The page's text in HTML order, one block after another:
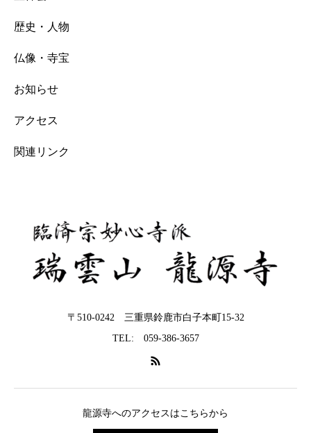
歴史・人物
仏像・寺宝
お知らせ
アクセス
関連リンク
〒510-0242 三重県鈴鹿市白子本町15-32
TEL: 059-386-3657
龍源寺へのアクセスはこちらから